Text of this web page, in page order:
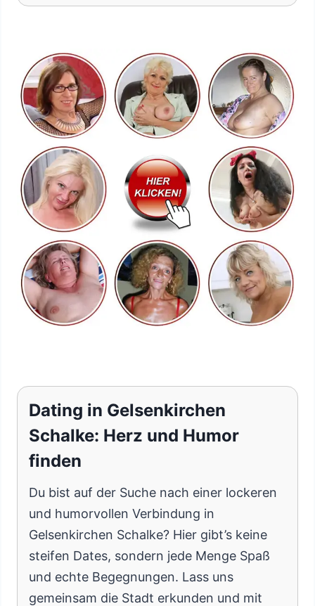
Dating in Gelsenkirchen
Schalke: Herz und Humor
finden
Du bist auf der Suche nach einer lockeren
und humorvollen Verbindung in
Gelsenkirchen Schalke? Hier gibt’s keine
steifen Dates, sondern jede Menge Spaß
und echte Begegnungen. Lass uns
gemeinsam die Stadt erkunden und mit